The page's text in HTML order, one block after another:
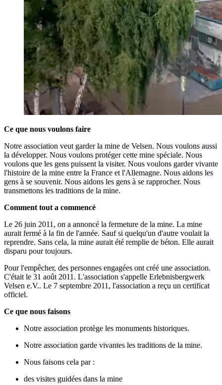
Ce que nous voulons faire
Notre association veut garder la mine de Velsen. Nous voulons aussi
la développer. Nous voulons protéger cette mine spéciale. Nous
voulons que les gens puissent la visiter. Nous voulons garder vivante
l'histoire de la mine entre la France et l'Allemagne. Nous aidons les
gens à se souvenir. Nous aidons les gens à se rapprocher. Nous
transmettons les traditions de la mine.
Comment tout a commencé
Le 26 juin 2011, on a annoncé la fermeture de la mine. La mine
aurait fermé à la fin de l'année. Sauf si quelqu'un d'autre voulait la
reprendre. Sans cela, la mine aurait été remplie de béton. Elle aurait
disparu pour toujours.
Pour l'empêcher, des personnes engagées ont créé une association.
C'était le 31 août 2011. L'association s'appelle Erlebnisbergwerk
Velsen e.V.. Le 7 septembre 2011, l'association a reçu un certificat
officiel.
Ce que nous faisons
Notre association protège les monuments historiques.
Notre association garde vivantes les traditions de la mine.
Nous faisons cela par :
des visites guidées dans la mine